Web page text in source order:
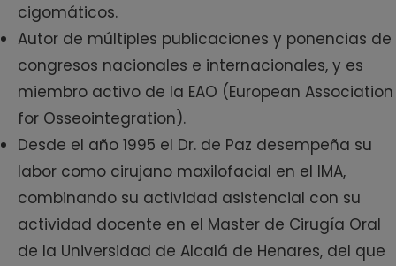
cigomáticos.
Autor de múltiples publicaciones y ponencias de
congresos nacionales e internacionales, y es
miembro activo de la EAO (European Association
for Osseointegration).
Desde el año 1995 el Dr. de Paz desempeña su
labor como cirujano maxilofacial en el IMA,
combinando su actividad asistencial con su
actividad docente en el Master de Cirugía Oral
de la Universidad de Alcalá de Henares, del que